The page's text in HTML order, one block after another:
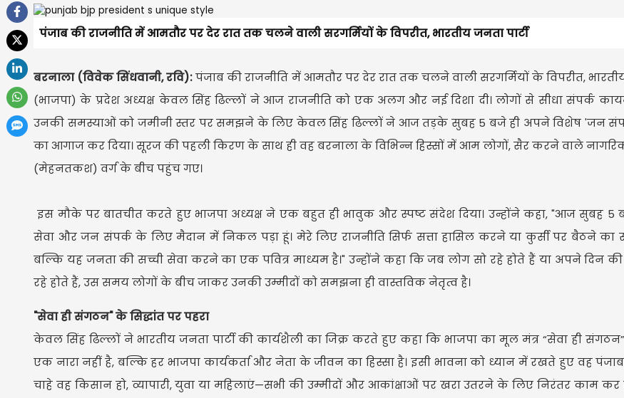
पंजाब की राजनीति में आमतौर पर देर रात तक चलने वाली सरगर्मियों के विपरीत, भारतीय जनता पार्टी
बरनाला (विवेक सिंधवानी, रवि):पंजाब की राजनीति में आमतौर पर देर रात तक चलने वाली सरगर्मियों के विपरीत, भारतीय
(भाजपा) के प्रदेश अध्यक्ष केवल सिंह ढिल्लों ने आज राजनीति को एक अलग और नई दिशा दी। लोगों से सीधा संपर्क
उनकी समस्याओं को जमीनी स्तर पर समझने के लिए केवल सिंह ढिल्लों ने आज तड़के सुबह 5 बजे ही अपने विशेष 'जन
का आगाज कर दिया। सूरज की पहली किरण के साथ ही वह बरनाला के विभिन्न हिस्सों में आम लोगों, सैर करने वाले
(मेहनतकश) वर्ग के बीच पहुंच गए।
इस मौके पर बातचीत करते हुए भाजपा अध्यक्ष ने एक बहुत ही भावुक और स्पष्ट संदेश दिया। उन्होंने कहा, "आज सुबह 5
सेवा और जन संपर्क के लिए मैदान में निकल पड़ा हूं। मेरे लिए राजनीति सिर्फ सत्ता हासिल करने या कुर्सी पर बैठने का
बल्कि यह जनता की सच्ची सेवा करने का एक पवित्र माध्यम है।" उन्होंने कहा कि जब लोग सो रहे होते हैं या अपने दिन
रहे होते हैं, उस समय लोगों के बीच जाकर उनकी उम्मीदों को समझना ही वास्तविक नेतृत्व है।
"सेवा ही संगठन" के सिद्धांत पर पहरा
केवल सिंह ढिल्लों ने भारतीय जनता पार्टी की कार्यशैली का जिक्र करते हुए कहा कि भाजपा का मूल मंत्र “सेवा ही संगठन”
एक नारा नहीं है, बल्कि हर भाजपा कार्यकर्ता और नेता के जीवन का हिस्सा है। इसी भावना को ध्यान में रखते हुए वह
चाहे वह किसान हो, व्यापारी, युवा या महिलाएं—सभी की उम्मीदों और आकांक्षाओं पर खरा उतरने के लिए निरंतर काम कर